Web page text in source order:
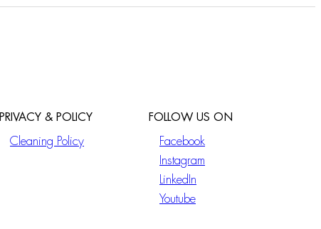
PRIVACY & POLICY
Cleaning Policy
FOLLOW US ON
Facebook
Instagram
LinkedIn
Youtube